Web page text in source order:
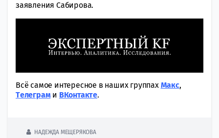
заявления Сабирова.
Всё самое интересное в наших группах Макс,
Tелеграми ВКонтакте.
НАДЕЖДА МЕЩЕРЯКОВА